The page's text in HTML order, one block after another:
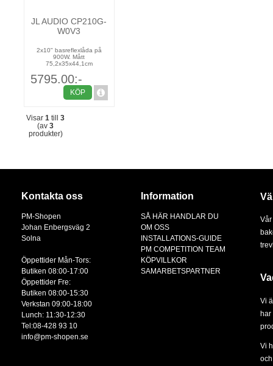
JL AUDIO CP210G-
W0V3
2x10" basreflexlåda på
900W. Mått
75,2x35x44,1cm
5795.00:-
KÖP
Visar1 till3
(av3
produkter)
Kontakta oss
PM-Shopen
Johan Enbergsväg 2
Solna
Öppettider Mån-Tors:
Butiken 08:00-17:00
Öppettider Fre:
Butiken 08:00-15:30
Verkstan 09:00-18:00
Lunch: 11:30-12:30
Tel:08-428 93 10
info@pm-shopen.se
Information
SÅ HÄR HANDLAR DU
OM OSS
INSTALLATIONS-GUIDE
PM COMPETITION TEAM
KÖPVILLKOR
SAMARBETSPARTNER
Vi
har
Vi